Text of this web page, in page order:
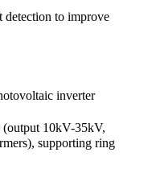
to improve
inverter
10kV-35kV,
supporting ring